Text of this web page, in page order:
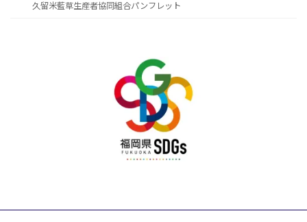
久留米藍草生産者協同組合パンフレット